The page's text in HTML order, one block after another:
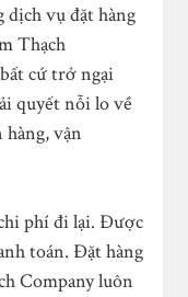
dịch vụ đặt hàng
Thạch
cứ trở ngại
quyết nỗi lo về
vận
phí đi lại. Được
toán. Đặt hàng
Company luôn